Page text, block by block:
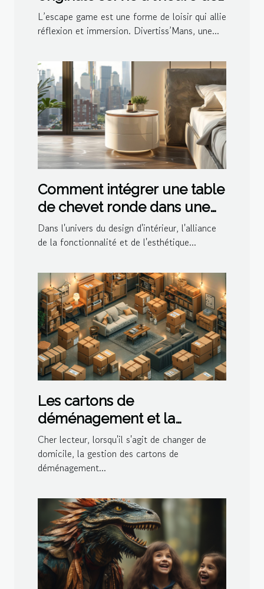
l’apéro par Divertiss’Mans
L’escape game est une forme de loisir qui allie
réflexion et immersion. Divertiss’Mans, une...
Comment intégrer une table
de chevet ronde dans une
décoration moderne
Dans l'univers du design d'intérieur, l'alliance
de la fonctionnalité et de l'esthétique...
Les cartons de
déménagement et la
gestion de l'espace dans le
logement
Cher lecteur, lorsqu'il s'agit de changer de
domicile, la gestion des cartons de
déménagement...